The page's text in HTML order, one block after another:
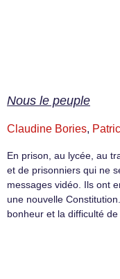
Nous le peuple
Claudine Bories,
En prison, au lycée, au
et de prisonniers qui ne
messages vidéo. Ils ont
une nouvelle
bonheur et la difficulté